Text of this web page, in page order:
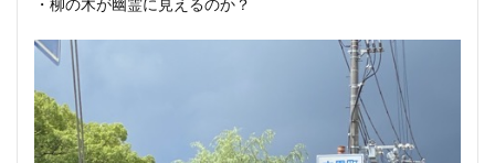
・柳の木が幽霊に見えるのか？